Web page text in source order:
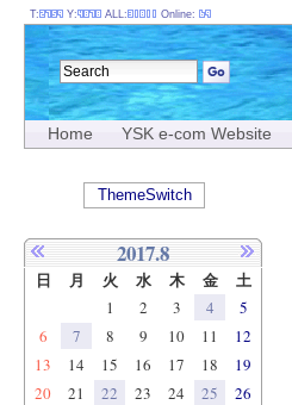
Home YSK e-com Website
T: Y: ALL: Online:
ThemeSwitch
2017.8
日 月 火 水 木 金 土
1 2 3 4
5
6
7 8 9 10 11
12
13
14 15 16 17 18
19
20
21 22 23 24 25
26